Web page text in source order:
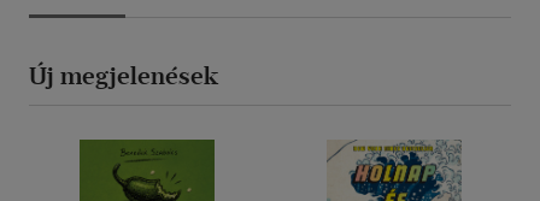
Új megjelenések